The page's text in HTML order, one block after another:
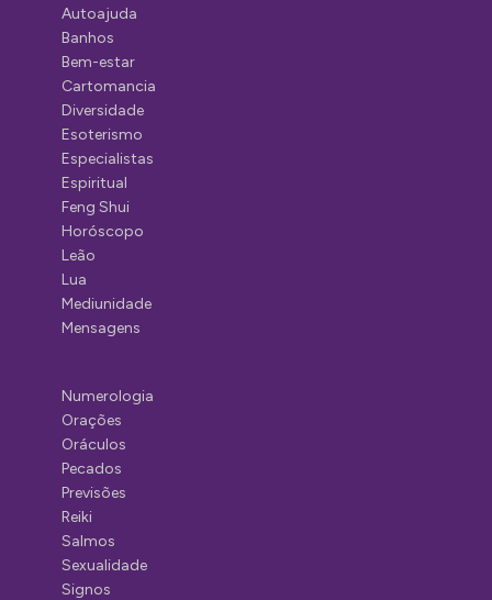
Autoajuda
Banhos
Bem-estar
Cartomancia
Diversidade
Esoterismo
Especialistas
Espiritual
Feng Shui
Horóscopo
Leão
Lua
Mediunidade
Mensagens
Numerologia
Orações
Oráculos
Pecados
Previsões
Reiki
Salmos
Sexualidade
Signos